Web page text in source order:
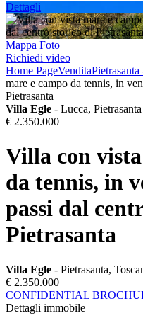
Dettagli
Mappa Foto
Richiedi video
Home PageVendita
mare e campo da tennis, in
Pietrasanta
Villa Egle - Lucca,
€ 2.350.000
Villa con
da tennis, in
passi dal
Pietrasanta
Villa Egle - Pietrasanta,
€ 2.350.000
CONFIDENTIAL
Dettagli immobile